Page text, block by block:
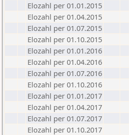
Elozahl per 01.01.2015
Elozahl per 01.04.2015
Elozahl per 01.07.2015
Elozahl per 01.10.2015
Elozahl per 01.01.2016
Elozahl per 01.04.2016
Elozahl per 01.07.2016
Elozahl per 01.10.2016
Elozahl per 01.01.2017
Elozahl per 01.04.2017
Elozahl per 01.07.2017
Elozahl per 01.10.2017